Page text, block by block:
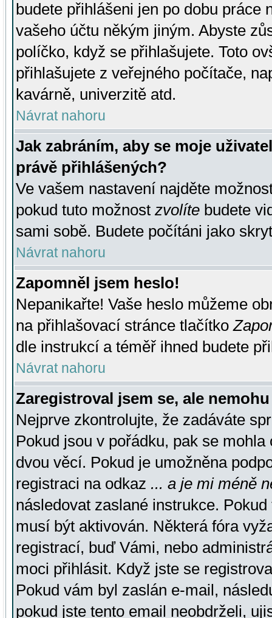
budete přihlášeni jen po dobu práce
vašeho účtu někým jiným. Abyste
políčko, když se přihlašujete. Toto
přihlašujete z veřejného počítače,
kavárně, univerzitě atd.
Návrat nahoru
Jak zabráním, aby se moje
právě přihlášených?
Ve vašem nastavení najděte
pokud tuto možnost zvolíte budete
sami sobě. Budete počítáni jako
Návrat nahoru
Zapomněl jsem heslo!
Nepanikařte! Vaše heslo můžeme
na přihlašovací stránce tlačítko
dle instrukcí a téměř ihned budete
Návrat nahoru
Zaregistroval jsem se, ale
Nejprve zkontrolujte, že zadáváte
Pokud jsou v pořádku, pak se
dvou věcí. Pokud je umožněna
registraci na odkaz ... a je mi méně
následovat zaslané instrukce.
musí být aktivován. Některá fóra
registrací, buď Vámi, nebo
moci přihlásit. Když jste se
Pokud vám byl zaslán e-mail,
pokud jste tento email neobdrželi,